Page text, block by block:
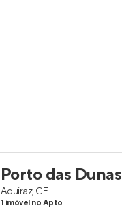
Porto das Dunas
Aquiraz, CE
1 imóvel no Apto